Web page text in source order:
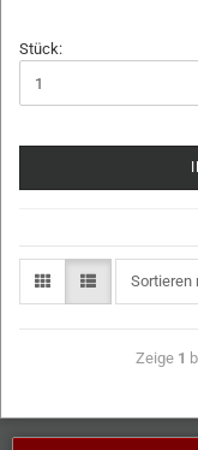
Stück:
Sortieren
Zeige 1